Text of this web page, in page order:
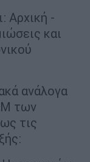
Αρχική -
και
ανάλογα
των
τις